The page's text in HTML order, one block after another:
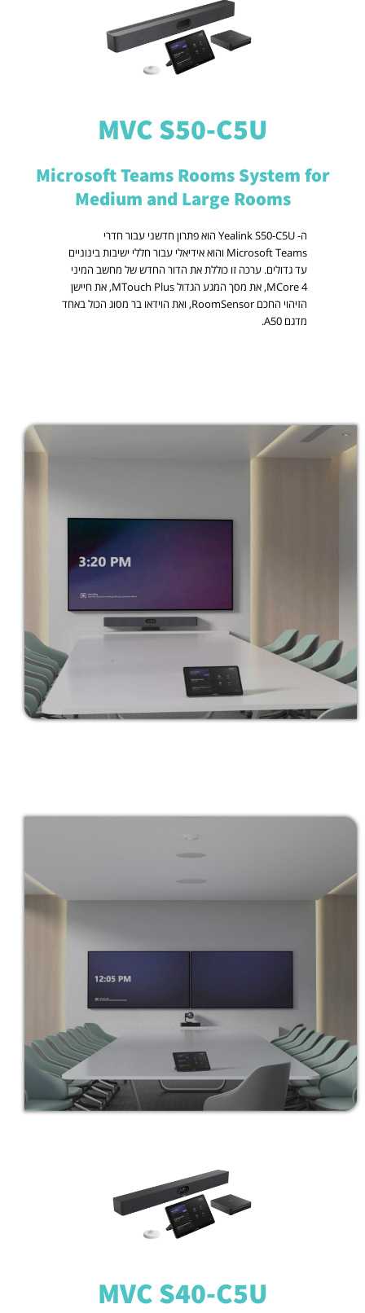
MVC S50-C5U
Microsoft Teams Rooms System for
Medium and Large Rooms
ה- Yealink S50-C5U הוא פתרון חדשני עבור חדרי
Microsoft Teams והוא אידיאלי עבור חללי ישיבות בינוניים
עד גדולים. ערכה זו כוללת את הדור החדש של מחשב המיני
MCore 4, את מסך המגע הגדול MTouch Plus, את חיישן
הזיהוי החכם RoomSensor, ואת הוידאו בר מסוג הכול באחד
מדגם A50.
MVC S40-C5U